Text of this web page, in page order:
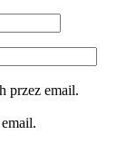
przez email.